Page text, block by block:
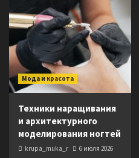
Мода и красота
Техники наращивания
и архитектурного
моделирования ногтей
krupa_muka_r 6 июля 2026